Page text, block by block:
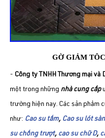
GỜ GIẢM
- Công ty TNHH Thương mại và
một trong những nhà cung cấp
trường hiện nay. Các sản phẩm
như: Cao su tấm, Cao su lót
su chống trượt, cao su chữ D,